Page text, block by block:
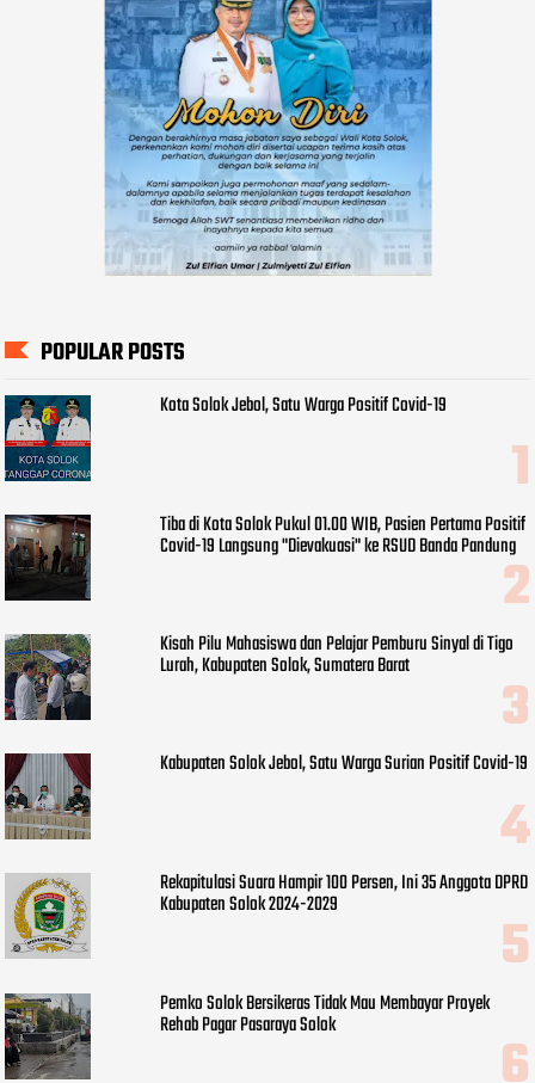
POPULAR POSTS
Kota Solok Jebol, Satu Warga Positif Covid-19
Tiba di Kota Solok Pukul 01.00 WIB, Pasien Pertama Positif
Covid-19 Langsung "Dievakuasi" ke RSUD Banda Pandung
Kisah Pilu Mahasiswa dan Pelajar Pemburu Sinyal di Tigo
Lurah, Kabupaten Solok, Sumatera Barat
Kabupaten Solok Jebol, Satu Warga Surian Positif Covid-19
Rekapitulasi Suara Hampir 100 Persen, Ini 35 Anggota DPRD
Kabupaten Solok 2024-2029
Pemko Solok Bersikeras Tidak Mau Membayar Proyek
Rehab Pagar Pasaraya Solok